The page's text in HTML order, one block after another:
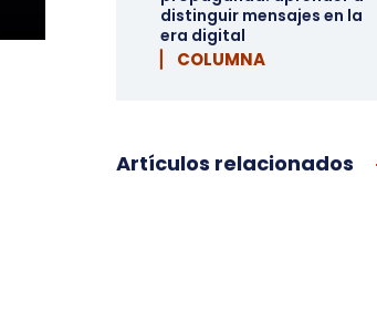
distinguir mensajes en la
era digital
▏ COLUMNA
Artículos relacionados